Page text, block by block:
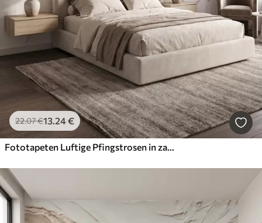
22.07€13.24€
Fototapeten Luftige Pfingstrosen in zarten, puderbeigen Farbtönen